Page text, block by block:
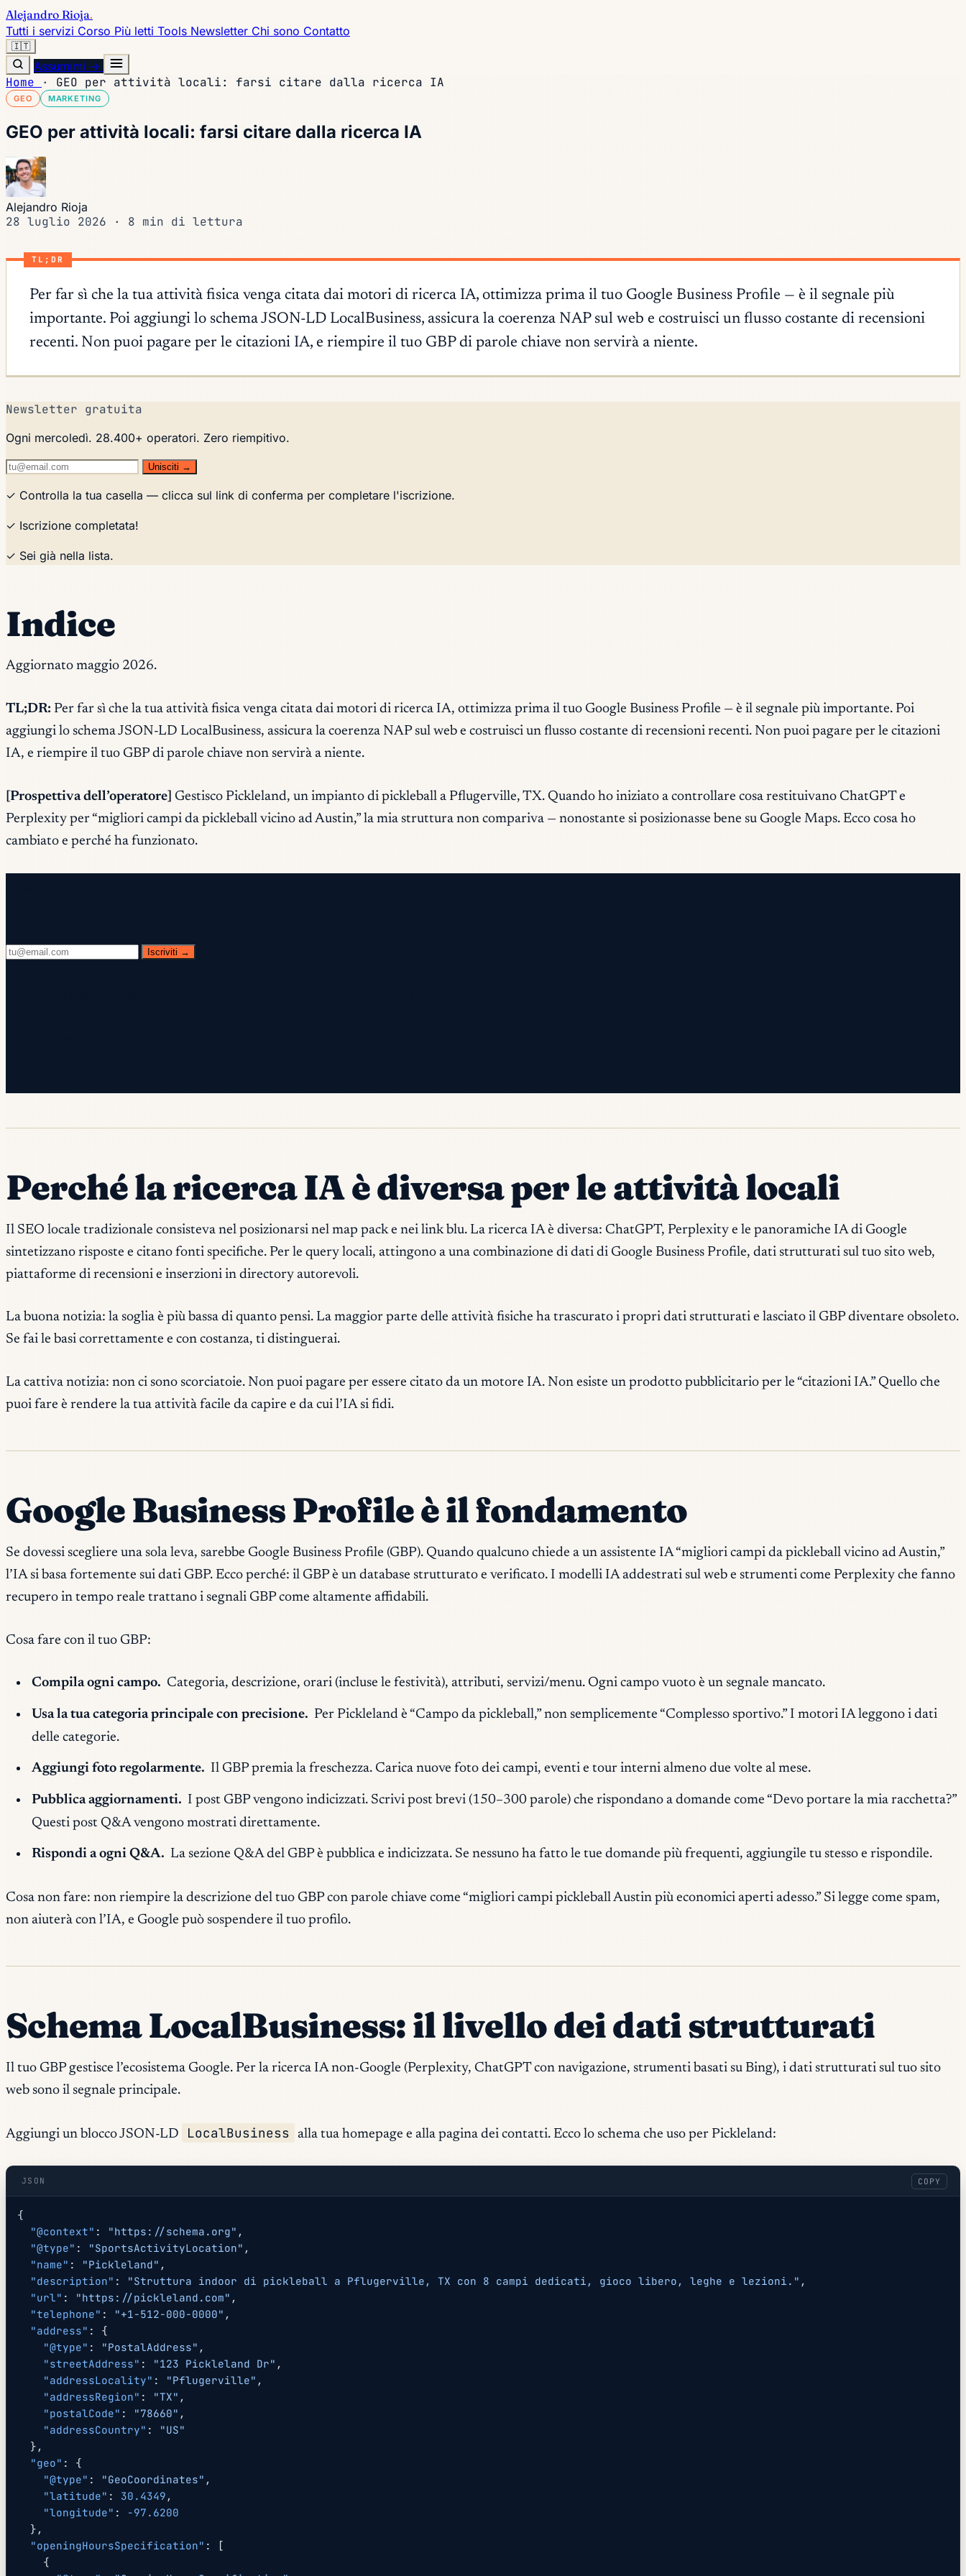
Alejandro Rioja.
Tutti i servizi Corso Più letti Tools Newsletter Chi sono Contatto
🇮🇹
Assumimi →
Home · GEO per attività locali: farsi citare dalla ricerca IA
GEO MARKETING
GEO per attività locali: farsi citare dalla ricerca IA
Alejandro Rioja
28 luglio 2026 · 8 min di lettura
TL;DR
Per far sì che la tua attività fisica venga citata dai motori di ricerca IA, ottimizza prima il tuo Google Business Profile — è il segnale più
importante. Poi aggiungi lo schema JSON-LD LocalBusiness, assicura la coerenza NAP sul web e costruisci un flusso costante di recensioni
recenti. Non puoi pagare per le citazioni IA, e riempire il tuo GBP di parole chiave non servirà a niente.
Newsletter gratuita
Ogni mercoledì. 28.400+ operatori. Zero riempitivo.
Unisciti →
✓ Controlla la tua casella — clicca sul link di conferma per completare l'iscrizione.
✓ Iscrizione completata!
✓ Sei già nella lista.
Indice
Aggiornato maggio 2026.
TL;DR: Per far sì che la tua attività fisica venga citata dai motori di ricerca IA, ottimizza prima il tuo Google Business Profile — è il segnale più importante. Poi
aggiungi lo schema JSON-LD LocalBusiness, assicura la coerenza NAP sul web e costruisci un flusso costante di recensioni recenti. Non puoi pagare per le citazioni
IA, e riempire il tuo GBP di parole chiave non servirà a niente.
[Prospettiva dell’operatore] Gestisco Pickleland, un impianto di pickleball a Pflugerville, TX. Quando ho iniziato a controllare cosa restituivano ChatGPT e
Perplexity per “migliori campi da pickleball vicino ad Austin,” la mia struttura non compariva — nonostante si posizionasse bene su Google Maps. Ecco cosa ho
cambiato e perché ha funzionato.
Iscriviti →
Perché la ricerca IA è diversa per le attività locali
Il SEO locale tradizionale consisteva nel posizionarsi nel map pack e nei link blu. La ricerca IA è diversa: ChatGPT, Perplexity e le panoramiche IA di Google
sintetizzano risposte e citano fonti specifiche. Per le query locali, attingono a una combinazione di dati di Google Business Profile, dati strutturati sul tuo sito web,
piattaforme di recensioni e inserzioni in directory autorevoli.
La buona notizia: la soglia è più bassa di quanto pensi. La maggior parte delle attività fisiche ha trascurato i propri dati strutturati e lasciato il GBP diventare obsoleto.
Se fai le basi correttamente e con costanza, ti distinguerai.
La cattiva notizia: non ci sono scorciatoie. Non puoi pagare per essere citato da un motore IA. Non esiste un prodotto pubblicitario per le “citazioni IA.” Quello che
puoi fare è rendere la tua attività facile da capire e da cui l’IA si fidi.
Google Business Profile è il fondamento
Se dovessi scegliere una sola leva, sarebbe Google Business Profile (GBP). Quando qualcuno chiede a un assistente IA “migliori campi da pickleball vicino ad Austin,”
l’IA si basa fortemente sui dati GBP. Ecco perché: il GBP è un database strutturato e verificato. I modelli IA addestrati sul web e strumenti come Perplexity che fanno
recupero in tempo reale trattano i segnali GBP come altamente affidabili.
Cosa fare con il tuo GBP:
Compila ogni campo. Categoria, descrizione, orari (incluse le festività), attributi, servizi/menu. Ogni campo vuoto è un segnale mancato.
Usa la tua categoria principale con precisione. Per Pickleland è “Campo da pickleball,” non semplicemente “Complesso sportivo.” I motori IA leggono i dati
delle categorie.
Aggiungi foto regolarmente. Il GBP premia la freschezza. Carica nuove foto dei campi, eventi e tour interni almeno due volte al mese.
Pubblica aggiornamenti. I post GBP vengono indicizzati. Scrivi post brevi (150–300 parole) che rispondano a domande come “Devo portare la mia racchetta?”
Questi post Q&A vengono mostrati direttamente.
Rispondi a ogni Q&A. La sezione Q&A del GBP è pubblica e indicizzata. Se nessuno ha fatto le tue domande più frequenti, aggiungile tu stesso e rispondile.
Cosa non fare: non riempire la descrizione del tuo GBP con parole chiave come “migliori campi pickleball Austin più economici aperti adesso.” Si legge come spam,
non aiuterà con l’IA, e Google può sospendere il tuo profilo.
Schema LocalBusiness: il livello dei dati strutturati
Il tuo GBP gestisce l’ecosistema Google. Per la ricerca IA non-Google (Perplexity, ChatGPT con navigazione, strumenti basati su Bing), i dati strutturati sul tuo sito
web sono il segnale principale.
Aggiungi un blocco JSON-LD LocalBusiness alla tua homepage e alla pagina dei contatti. Ecco lo schema che uso per Pickleland:
JSON COPY
{
  "@context"
: "https://schema.org" ,
  "@type"
: "SportsActivityLocation" ,
  "name"
: "Pickleland" ,
  "description"
: "Struttura indoor di pickleball a Pflugerville, TX con 8 campi dedicati, gioco libero, leghe e lezioni." ,
  "url"
: "https://pickleland.com" ,
  "telephone"
: "+1-512-000-0000" ,
  "address"
: {
    "@type"
: "PostalAddress" ,
    "streetAddress"
: "123 Pickleland Dr" ,
    "addressLocality"
: "Pflugerville" ,
    "addressRegion"
: "TX" ,
    "postalCode"
: "78660" ,
    "addressCountry"
: "US"
  },
  "geo"
: {
    "@type"
: "GeoCoordinates" ,
    "latitude"
: 30.4349 ,
    "longitude"
: -97.6200
  },
  "openingHoursSpecification"
: [
    {